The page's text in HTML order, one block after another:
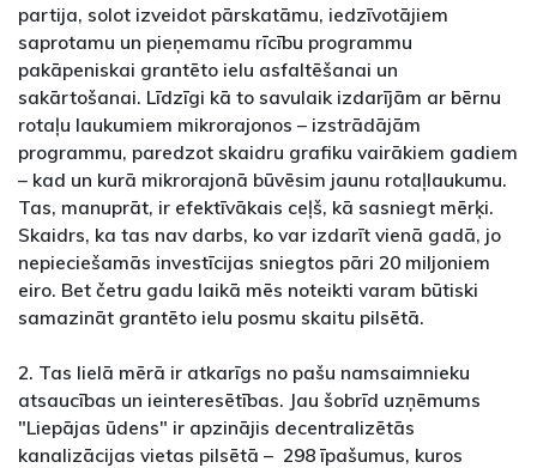
partija, solot izveidot pārskatāmu, iedzīvotājiem
saprotamu un pieņemamu rīcību programmu
pakāpeniskai grantēto ielu asfaltēšanai un
sakārtošanai. Līdzīgi kā to savulaik izdarījām ar bērnu
rotaļu laukumiem mikrorajonos – izstrādājām
programmu, paredzot skaidru grafiku vairākiem gadiem
– kad un kurā mikrorajonā būvēsim jaunu rotaļlaukumu.
Tas, manuprāt, ir efektīvākais ceļš, kā sasniegt mērķi.
Skaidrs, ka tas nav darbs, ko var izdarīt vienā gadā, jo
nepieciešamās investīcijas sniegtos pāri 20 miljoniem
eiro. Bet četru gadu laikā mēs noteikti varam būtiski
samazināt grantēto ielu posmu skaitu pilsētā.
2. Tas lielā mērā ir atkarīgs no pašu namsaimnieku
atsaucības un ieinteresētības. Jau šobrīd uzņēmums
"Liepājas ūdens" ir apzinājis decentralizētās
kanalizācijas vietas pilsētā – 298 īpašumus, kuros